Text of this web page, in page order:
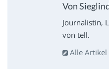
Von
Journalistin,
von tell.
Alle Artikel